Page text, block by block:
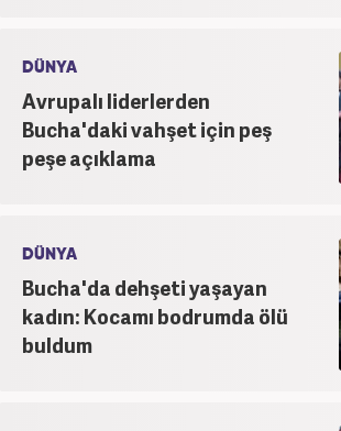
DÜNYA
Avrupalı liderlerden
Bucha'daki vahşet için peş
peşe açıklama
DÜNYA
Bucha'da dehşeti yaşayan
kadın: Kocamı bodrumda ölü
buldum